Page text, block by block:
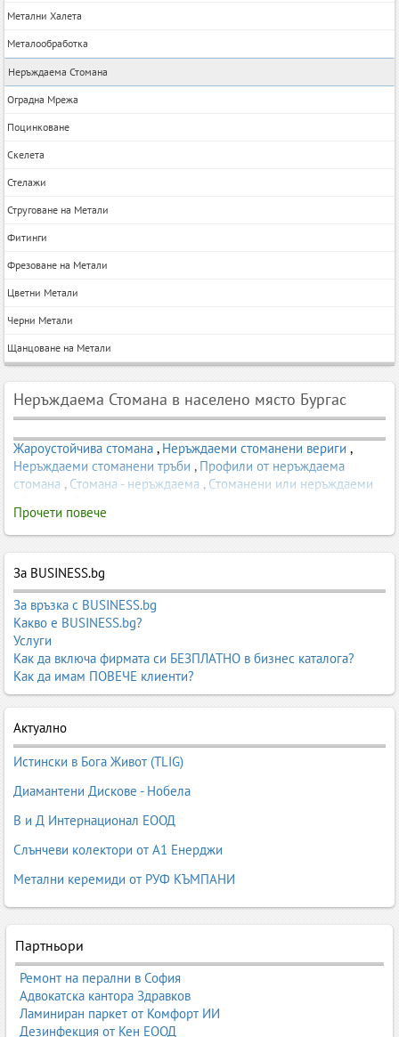
Метални Халета
Металообработка
Неръждаема Стомана
Оградна Мрежа
Поцинковане
Скелета
Стелажи
Струговане на Метали
Фитинги
Фрезоване на Метали
Цветни Метали
Черни Метали
Щанцоване на Метали
Неръждаема Стомана в населено място Бургас
Жароустойчива стомана , Неръждаеми стоманени вериги ,
Неръждаеми стоманени тръби , Профили от неръждаема
стомана , Стомана - неръждаема , Стоманени или неръждаеми
Прочети повече
За BUSINESS.bg
За връзка с BUSINESS.bg
Какво е BUSINESS.bg?
Услуги
Как да включа фирмата си БЕЗПЛАТНО в бизнес каталога?
Как да имам ПОВЕЧЕ клиенти?
Актуално
Истински в Бога Живот (TLIG)
Диамантени Дискове - Нобела
В и Д Интернационал ЕООД
Слънчеви колектори от А1 Енерджи
Метални керемиди от РУФ КЪМПАНИ
Партньори
Ремонт на перални в София
Адвокатска кантора Здравков
Ламиниран паркет от Комфорт ИИ
Дезинфекция от Кен ЕООД